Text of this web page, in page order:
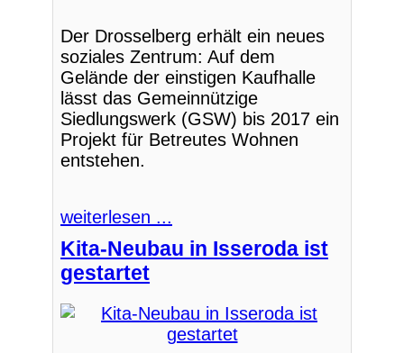
Der Drosselberg erhält ein neues
soziales Zentrum: Auf dem
Gelände der einstigen Kaufhalle
lässt das Gemeinnützige
Siedlungswerk (GSW) bis 2017 ein
Projekt für Betreutes Wohnen
entstehen.
weiterlesen ...
Kita-Neubau in Isseroda ist
gestartet